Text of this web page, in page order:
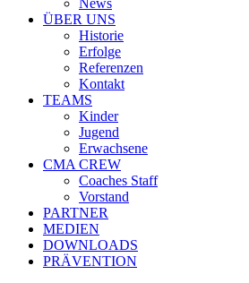
News
ÜBER UNS
Historie
Erfolge
Referenzen
Kontakt
TEAMS
Kinder
Jugend
Erwachsene
CMA CREW
Coaches Staff
Vorstand
PARTNER
MEDIEN
DOWNLOADS
PRÄVENTION